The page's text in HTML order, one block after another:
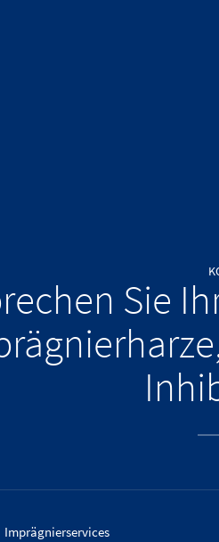
Sie
Imprägnierservices